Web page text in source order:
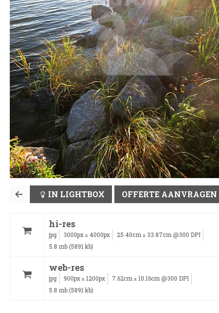
IN LIGHTBOX OFFERTE AANVRAGEN
hi-res
jpg 3000px x 4000px 25.40cm x 33.87cm @300 DPI
5.8 mb (5891 kb)
web-res
jpg 900px x 1200px 7.62cm x 10.16cm @300 DPI
5.8 mb (5891 kb)